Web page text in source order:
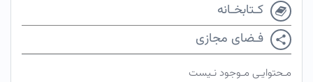
کـتابخـانه
فـضای مجازی
مـحتوایـی مـوجود نـیست